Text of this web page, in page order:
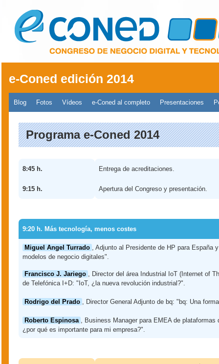
e-Coned edición 2014
Menú principal 2014
Blog Fotos Vídeos e-Coned al completo Presentaciones
Programa e-Coned 2014
8:45 h. Entrega de acreditaciones.
9:15 h. Apertura del Congreso y presentación.
9:20 h. Más tecnología, menos costes
Miguel Angel Turrado , Adjunto al Presidente de HP para España
modelos de negocio digitales".
Francisco J. Jariego , Director del área Industrial IoT (Internet of
de Telefónica I+D: "IoT, ¿la nueva revolución industrial?".
Rodrigo del Prado , Director General Adjunto de bq: "bq: Una
Roberto Espinosa , Business Manager para EMEA de
¿por qué es importante para mi empresa?".